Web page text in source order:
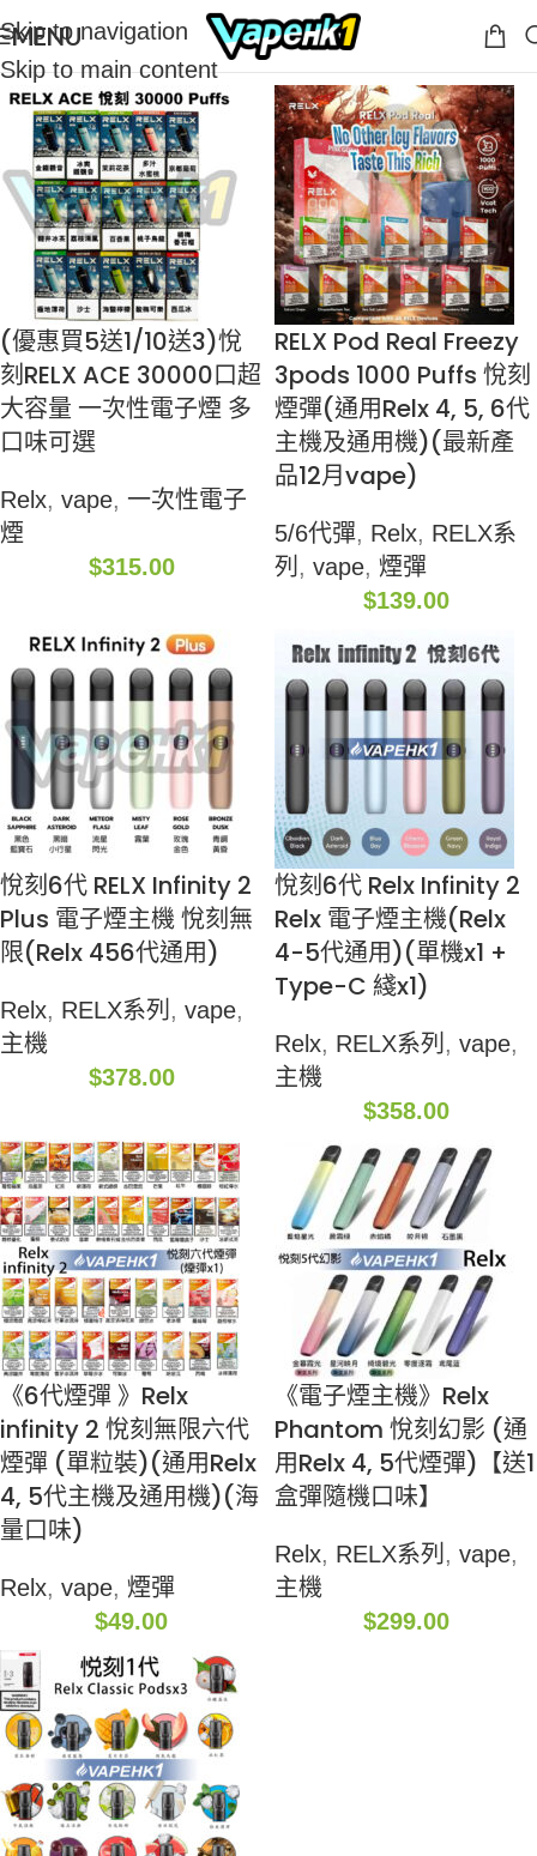
Skip to navigation
Skip to main content
MENU
(優惠買5送1/10送3)悅
刻RELX ACE 30000口超
大容量 一次性電子煙 多
口味可選
Relx, vape, 一次性電子
煙
$315.00
RELX Pod Real Freezy
3pods 1000 Puffs 悅刻
煙彈(通用Relx 4, 5, 6代
主機及通用機)(最新產
品12月vape)
5/6代彈, Relx, RELX系
列 , vape, 煙彈
$139.00
悅刻6代 RELX Infinity 2
Plus 電子煙主機 悅刻無
限(Relx 456代通用)
Relx, RELX系列 , vape,
主機
$378.00
悅刻6代 Relx Infinity 2
Relx 電子煙主機(Relx
4-5代通用)(單機x1 +
Type-C 綫x1)
Relx, RELX系列 , vape,
主機
$358.00
《6代煙彈 》Relx
infinity 2 悅刻無限六代
煙彈 (單粒裝)(通用Relx
4, 5代主機及通用機)(海
量口味)
Relx, vape, 煙彈
$49.00
《電子煙主機》Relx
Phantom 悅刻幻影 (通
用Relx 4, 5代煙彈)【送1
盒彈隨機口味】
Relx, RELX系列 , vape,
主機
$299.00